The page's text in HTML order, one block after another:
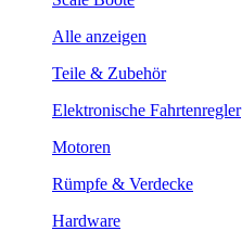
Alle anzeigen
Teile & Zubehör
Elektronische Fahrtenregler
Motoren
Rümpfe & Verdecke
Hardware